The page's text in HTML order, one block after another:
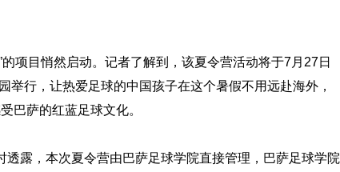
项目悄然启动。记者了解到，该夏令营活动将于7月27日
行，让热爱足球的中国孩子在这个暑假不用远赴海外，
巴萨的红蓝足球文化。
露，本次夏令营由巴萨足球学院直接管理，巴萨足球学院